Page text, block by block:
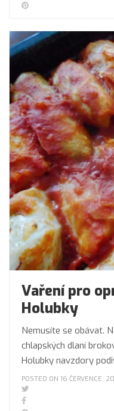
Vaření pro
Holubky
Nemusíte se obávat.
chlapských dlaní
Holubky navzdory
POSTED ON 16 ČERVENCE,